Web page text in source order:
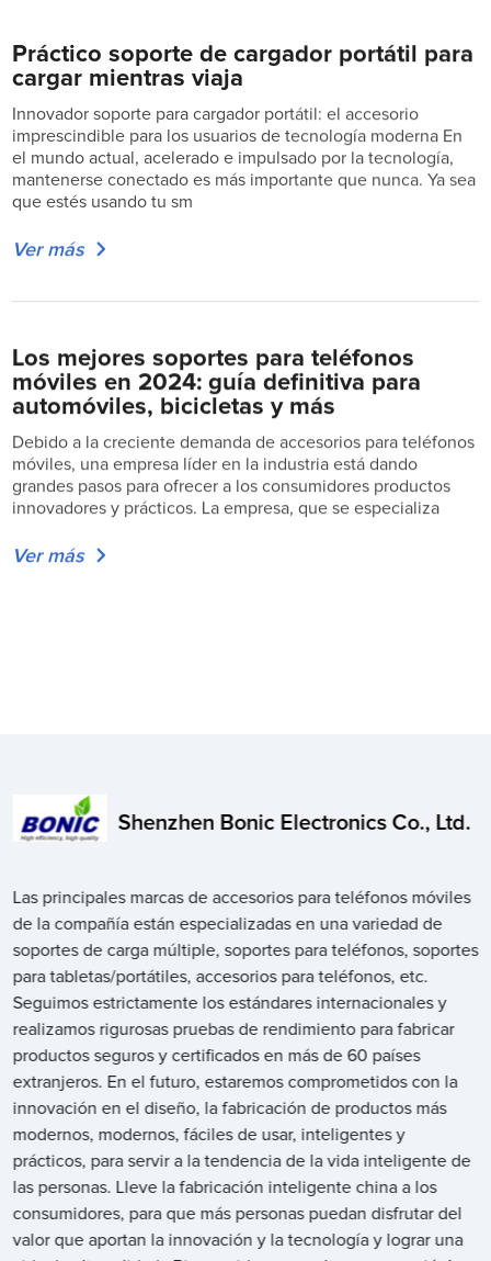
Práctico soporte de cargador portátil para
cargar mientras viaja
Innovador soporte para cargador portátil: el accesorio
imprescindible para los usuarios de tecnología moderna En
el mundo actual, acelerado e impulsado por la tecnología,
mantenerse conectado es más importante que nunca. Ya sea
que estés usando tu sm
Ver más
Los mejores soportes para teléfonos
móviles en 2024: guía definitiva para
automóviles, bicicletas y más
Debido a la creciente demanda de accesorios para teléfonos
móviles, una empresa líder en la industria está dando
grandes pasos para ofrecer a los consumidores productos
innovadores y prácticos. La empresa, que se especializa
Ver más
Shenzhen Bonic Electronics Co., Ltd.
Las principales marcas de accesorios para teléfonos móviles
de la compañía están especializadas en una variedad de
soportes de carga múltiple, soportes para teléfonos, soportes
para tabletas/portátiles, accesorios para teléfonos, etc.
Seguimos estrictamente los estándares internacionales y
realizamos rigurosas pruebas de rendimiento para fabricar
productos seguros y certificados en más de 60 países
extranjeros. En el futuro, estaremos comprometidos con la
innovación en el diseño, la fabricación de productos más
modernos, modernos, fáciles de usar, inteligentes y
prácticos, para servir a la tendencia de la vida inteligente de
las personas. Lleve la fabricación inteligente china a los
consumidores, para que más personas puedan disfrutar del
valor que aportan la innovación y la tecnología y lograr una